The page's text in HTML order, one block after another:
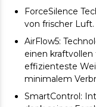
ForceSilence
von frischer Luft.
AirFlow5:
einen
effizienteste
minimalem
SmartControl: